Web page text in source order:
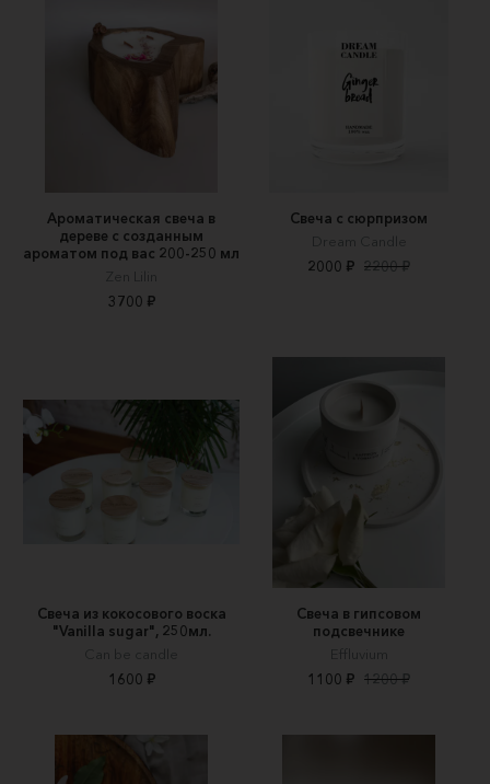
Ароматическая свеча в
дереве с созданным
ароматом под вас 200-250 мл
Zen Lilin
3700 ₽
Свеча с сюрпризом
Dream Candle
2000 ₽ 2200 ₽
Свеча из кокосового воска
"Vanilla sugar", 250мл.
Can be candle
1600 ₽
Свеча в гипсовом
подсвечнике
Effluvium
1100 ₽ 1200 ₽